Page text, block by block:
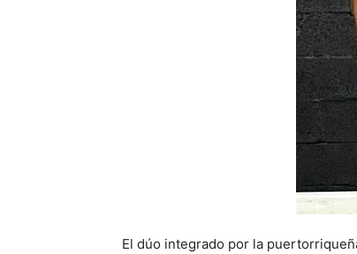
El dúo integrado por la